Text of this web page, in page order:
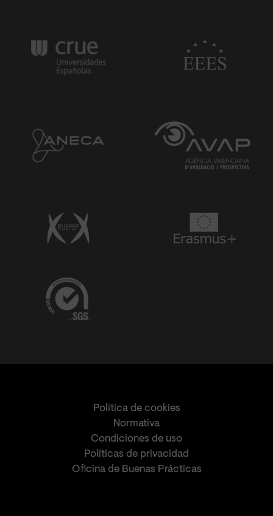
Política de cookies
Normativa
Condiciones de uso
Políticas de privacidad
Oficina de Buenas Prácticas